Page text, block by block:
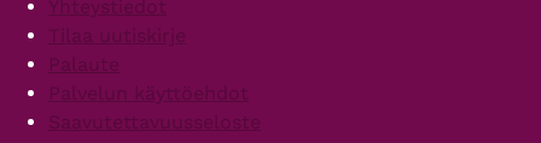
Yhteystiedot
Tilaa uutiskirje
Palaute
Palvelun käyttöehdot
Saavutettavuusseloste